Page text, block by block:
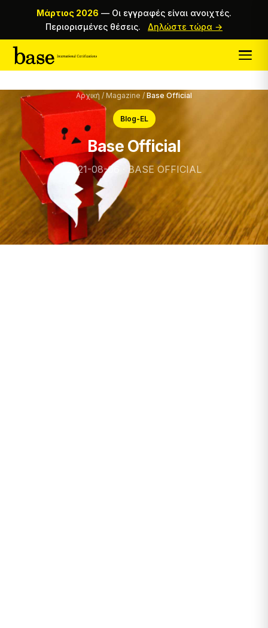
Μάρτιος 2026 — Οι εγγραφές είναι ανοιχτές.
Περιορισμένες θέσεις.
Δηλώστε τώρα →
Αρχική / Magazine / Base Official
Blog-EL
Base Official
2021-08-06 · BASE OFFICIAL